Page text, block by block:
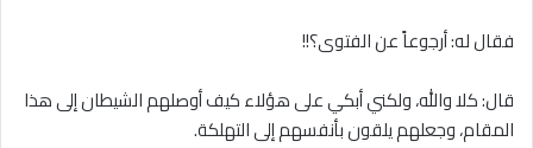
فقال له: أرجوعاً عن الفتوى؟!!
قال: كلا والله، ولكني أبكي على هؤلاء كيف أوصلهم الشيطان إلى هذا
المقام، وجعلهم يلقون بأنفسهم إلى التهلكة.